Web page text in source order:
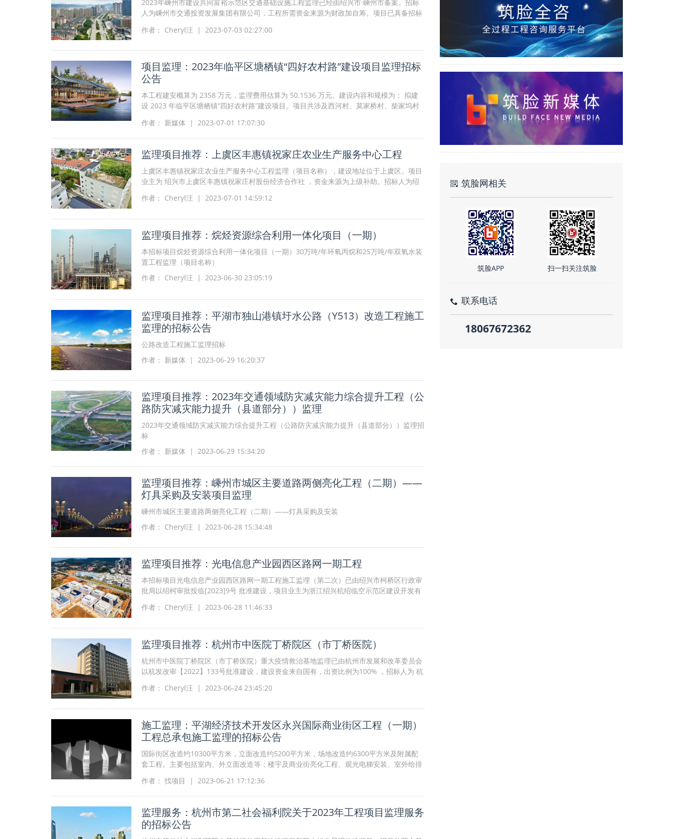
2023年嵊州市建设共同富裕示范区交通基础设施工程监理已经由绍兴市·嵊州市备案。招标
人为嵊州市交通投资发展集团有限公司，工程所需资金来源为财政加自筹。项目已具备招标
标。
作者： Cheryl汪 | 2023-07-03 02:27:00
项目监理：2023年临平区塘栖镇“四好农村路”建设项目监理招标
公告
本工程建安概算为 2358 万元，监理费用估算为 50.1536 万元。建设内容和规模为： 拟建
设 2023 年临平区塘栖镇“四好农村路”建设项目。项目共涉及西河村、莫家桥村、柴家坞村
作者： 新媒体 | 2023-07-01 17:07:30
监理项目推荐：上虞区丰惠镇祝家庄农业生产服务中心工程
上虞区丰惠镇祝家庄农业生产服务中心工程监理（项目名称），建设地址位于上虞区。项目
业主为 绍兴市上虞区丰惠镇祝家庄村股份经济合作社 ，资金来源为上级补助。招标人为绍
作者： Cheryl汪 | 2023-07-01 14:59:12
监理项目推荐：烷烃资源综合利用一体化项目（一期）
本招标项目烷烃资源综合利用一体化项目（一期）30万吨/年环氧丙烷和25万吨/年双氧水装
置工程监理（项目名称）
作者： Cheryl汪 | 2023-06-30 23:05:19
监理项目推荐：平湖市独山港镇圩水公路（Y513）改造工程施工
监理的招标公告
公路改造工程施工监理招标
作者： 新媒体 | 2023-06-29 16:20:37
监理项目推荐：2023年交通领域防灾减灾能力综合提升工程（公
路防灾减灾能力提升（县道部分））监理
2023年交通领域防灾减灾能力综合提升工程（公路防灾减灾能力提升（县道部分））监理招
标
作者： 新媒体 | 2023-06-29 15:34:20
监理项目推荐：嵊州市城区主要道路两侧亮化工程（二期）——
灯具采购及安装项目监理
嵊州市城区主要道路两侧亮化工程（二期）——灯具采购及安装
作者： Cheryl汪 | 2023-06-28 15:34:48
监理项目推荐：光电信息产业园西区路网一期工程
本招标项目光电信息产业园西区路网一期工程施工监理（第二次）已由绍兴市柯桥区行政审
批局以绍柯审批投临[2023]9号 批准建设，项目业主为浙江绍兴杭绍临空示范区建设开发有
作者： Cheryl汪 | 2023-06-28 11:46:33
监理项目推荐：杭州市中医院丁桥院区（市丁桥医院）
杭州市中医院丁桥院区（市丁桥医院）重大疫情救治基地监理已由杭州市发展和改革委员会
以杭发改审【2022】133号批准建设，建设资金来自国有，出资比例为100% ，招标人为 杭
作者： Cheryl汪 | 2023-06-24 23:45:20
施工监理：平湖经济技术开发区永兴国际商业街区工程（一期）
工程总承包施工监理的招标公告
国际街区改造约10300平方米，立面改造约5200平方米，场地改造约6300平方米及附属配
套工程。主要包括室内、外立面改造等；楼宇及商业街亮化工程、观光电梯安装、室外给排
作者： 找项目 | 2023-06-21 17:12:36
监理服务：杭州市第二社会福利院关于2023年工程项目监理服务
的招标公告
筑脸网相关
筑脸APP 扫一扫关注筑脸
联系电话
18067672362